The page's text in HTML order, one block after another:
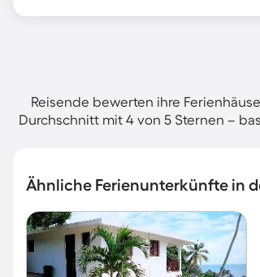
Reisende bewerten ihre
Durchschnitt mit 4 von 5 Sternen –
Ähnliche Ferienunterkünfte in